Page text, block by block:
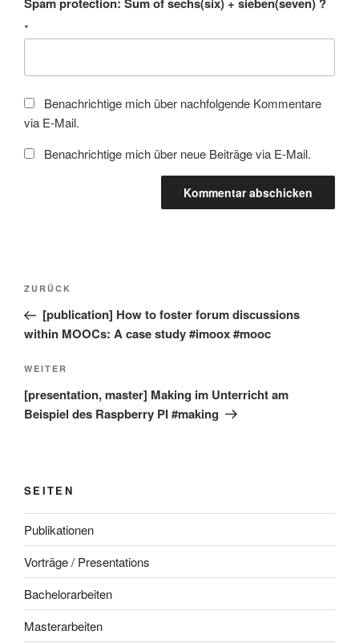
*
Benachrichtige mich über nachfolgende Kommentare
via E-Mail.
Benachrichtige mich über neue Beiträge via E-Mail.
Beitragsnavigation
Vorheriger
Beitrag
ZURÜCK
[publication] How to foster forum discussions
within MOOCs: A case study #imoox #mooc
Nächster
Beitrag
WEITER
[presentation, master] Making im Unterricht am
Beispiel des Raspberry PI #making
SEITEN
Publikationen
Vorträge / Presentations
Bachelorarbeiten
Masterarbeiten